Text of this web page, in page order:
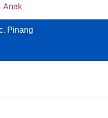
Anak
Pinang